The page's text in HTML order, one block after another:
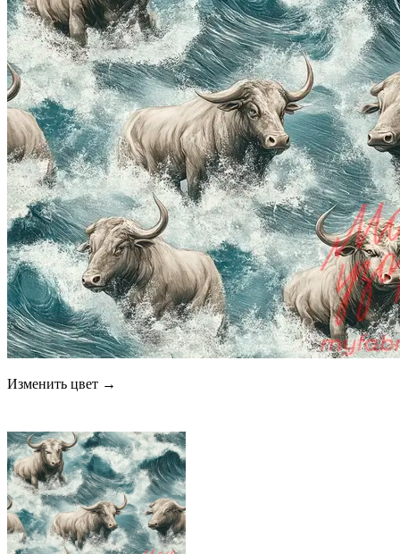
Изменить цвет →